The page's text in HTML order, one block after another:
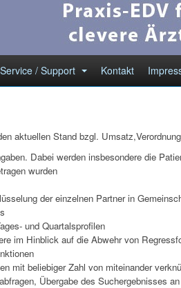
Service / Support Kontakt
aktuellen Stand bzgl.
Dabei werden insbesondere die
wurden
der einzelnen Partner in
und Quartalsprofilen
im Hinblick auf die Abwehr von
mit beliebiger Zahl von miteinander
Übergabe des Suchergebnisses